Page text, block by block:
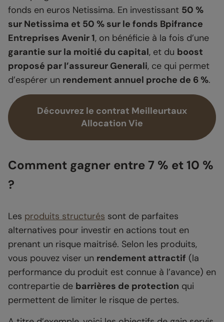
fonds en euros Netissima. En investissant 50 %
sur Netissima et 50 % sur le fonds Bpifrance
Entreprises Avenir 1, on bénéficie à la fois d’une
garantie sur la moitié du capital, et du boost
proposé par l’assureur Generali, ce qui permet
d’espérer un rendement annuel proche de 6 %.
Découvrez le contrat Meilleurtaux
Allocation Vie
Comment gagner entre 7 % et 10 %
?
Les produits structurés sont de parfaites
alternatives pour investir en actions tout en
prenant un risque maitrisé. Selon les produits,
vous pouvez viser un rendement attractif (la
performance du produit est connue à l’avance) en
contrepartie de barrières de protection qui
permettent de limiter le risque de pertes.